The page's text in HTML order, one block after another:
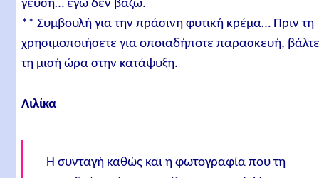
γεύση… εγώ δεν βάζω.
** Συμβουλή για την πράσινη φυτική κρέμα… Πριν τη
χρησιμοποιήσετε για οποιαδήποτε παρασκευή,
τη μισή ώρα στην κατάψυξη.
Λιλίκα
Η συνταγή καθώς και η φωτογραφία που τη